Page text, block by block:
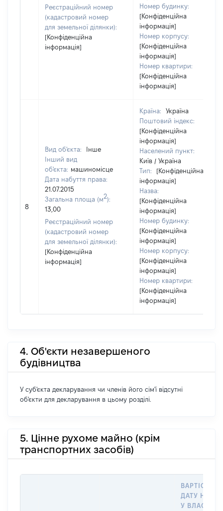
Реєстраційний номер
(кадастровий номер
для земельної ділянки):
[Конфіденційна
інформація]
Номер будинку:
[Конфіденційна
інформація]
Номер корпусу:
[Конфіденційна
інформація]
Номер квартири:
[Конфіденційна
інформація]
8
Вид об'єкта:
Інше
Інший вид
об'єкта: машиномісце
Дата набуття права:
21.07.2015
Загальна площа (м2):
13,00
Реєстраційний номер
(кадастровий номер
для земельної ділянки):
[Конфіденційна
інформація]
Країна:
Україна
Поштовий індекс:
[Конфіденційна
інформація]
Населений пункт:
Київ / Україна
Тип:
[Конфіденційна
інформація]
Назва:
[Конфіденційна
інформація]
Номер будинку:
[Конфіденційна
інформація]
Номер корпусу:
[Конфіденційна
інформація]
Номер квартири:
[Конфіденційна
інформація]
4. Об'єкти незавершеного
будівництва
У суб'єкта декларування чи членів його сім'ї відсутні
об'єкти для декларування в цьому розділі.
5. Цінне рухоме майно (крім
транспортних засобів)
ВАРТІСТЬ
ДАТУ
У